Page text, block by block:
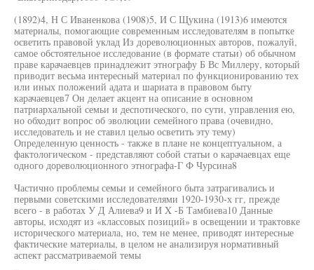
(1892)4, Н С Иваненкова (1908)5, И С Щукина (1913)6 имеются
материалы, помогающие современным исследователям в попытке
осветить правовой уклад Из дореволюционных авторов, пожалуй,
самое обстоятельное исследование (в формате статьи) об обычном
праве карачаевцев принадлежит этнографу Б Вс Миллеру, который
приводит весьма интересный материал по функционированию тех
или иных положений адата и шариата в правовом быту
карачаевцев7 Он делает акцент на описание в основном
патриархальной семьи и деспотического, по сути, управления ею,
но обходит вопрос об эволюции семейного права (очевидно,
исследователь и не ставил целью осветить эту тему)
Определенную ценность - также в плане не концептуальном, а
фактологическом - представляют собой статьи о карачаевцах еще
одного дореволюционного этнографа-Г Ф Чурсина8
Частично проблемы семьи и семейного быта затрагивались и
первыми советскими исследователями 1920-1930-х гг, прежде
всего - в работах У Д Алиева9 и И X -Б Тамбиева10 Данные
авторы, исходят из «классовых позиций» в освещении и трактовке
исторического материала, но, тем не менее, приводят интересные
фактические материалы, в целом не анализируя нормативный
аспект рассматриваемой темы